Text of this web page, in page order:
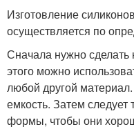
Изготовление
осуществляется по
Сначала нужно сделать
этого можно
любой другой
емкость. Затем следует
формы, чтобы они